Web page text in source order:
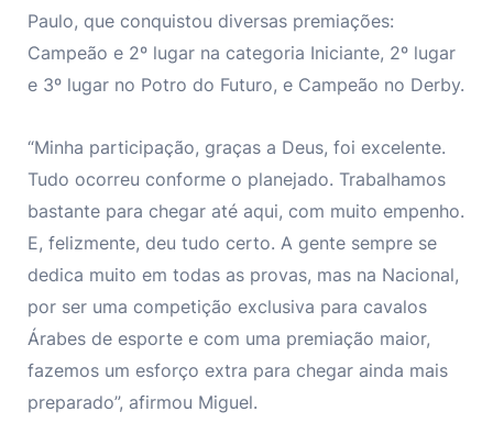
Paulo, que conquistou diversas premiações:
Campeão e 2º lugar na categoria Iniciante, 2º lugar
e 3º lugar no Potro do Futuro, e Campeão no Derby.
“Minha participação, graças a Deus, foi excelente.
Tudo ocorreu conforme o planejado. Trabalhamos
bastante para chegar até aqui, com muito empenho.
E, felizmente, deu tudo certo. A gente sempre se
dedica muito em todas as provas, mas na Nacional,
por ser uma competição exclusiva para cavalos
Árabes de esporte e com uma premiação maior,
fazemos um esforço extra para chegar ainda mais
preparado”, afirmou Miguel.